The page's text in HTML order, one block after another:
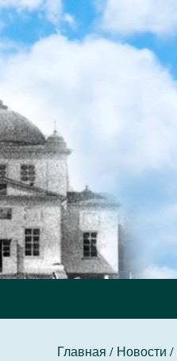
Главная / Новости /